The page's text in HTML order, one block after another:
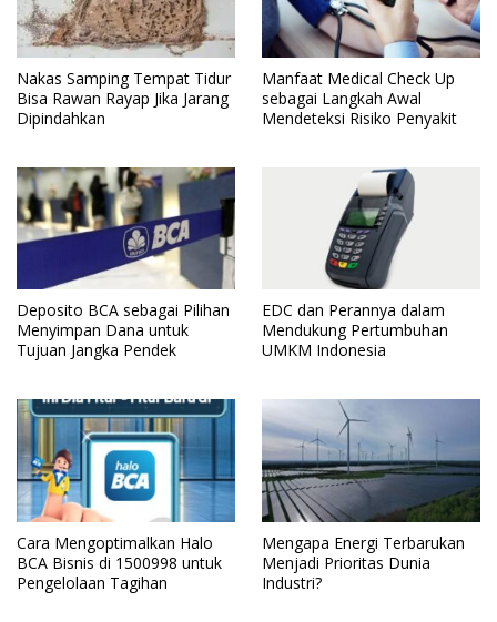
Nakas Samping Tempat Tidur
Bisa Rawan Rayap Jika Jarang
Dipindahkan
Manfaat Medical Check Up
sebagai Langkah Awal
Mendeteksi Risiko Penyakit
Deposito BCA sebagai Pilihan
Menyimpan Dana untuk
Tujuan Jangka Pendek
EDC dan Perannya dalam
Mendukung Pertumbuhan
UMKM Indonesia
Cara Mengoptimalkan Halo
BCA Bisnis di 1500998 untuk
Pengelolaan Tagihan
Mengapa Energi Terbarukan
Menjadi Prioritas Dunia
Industri?